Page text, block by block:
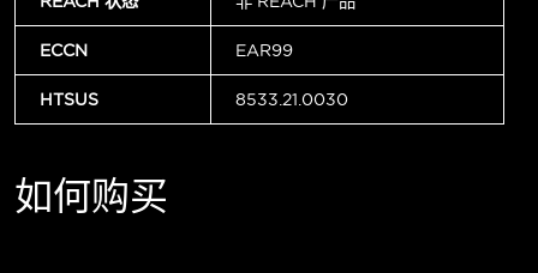
ECCN EAR99
HTSUS 8533.21.0030
如何购买